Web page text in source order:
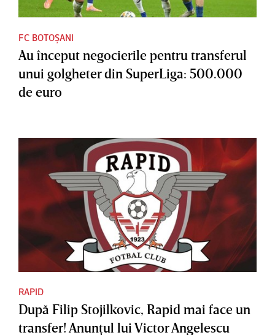
FC BOTOȘANI
Au început negocierile pentru transferul
unui golgheter din SuperLiga: 500.000
de euro
RAPID
După Filip Stojilkovic, Rapid mai face un
transfer! Anunţul lui Victor Angelescu